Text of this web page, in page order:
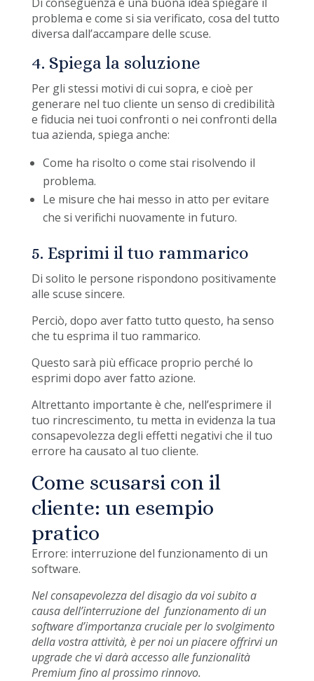
problema e come si sia verificato, cosa del tutto
diversa dall’accampare delle scuse.
4. Spiega la soluzione
Per gli stessi motivi di cui sopra, e cioè per
generare nel tuo cliente un senso di credibilità
e fiducia nei tuoi confronti o nei confronti della
tua azienda, spiega anche:
Come ha risolto o come stai risolvendo il
problema.
Le misure che hai messo in atto per evitare
che si verifichi nuovamente in futuro.
5. Esprimi il tuo rammarico
Di solito le persone rispondono positivamente
alle scuse sincere.
Perciò, dopo aver fatto tutto questo, ha senso
che tu esprima il tuo rammarico.
Questo sarà più efficace proprio perché lo
esprimi dopo aver fatto azione.
Altrettanto importante è che, nell’esprimere il
tuo rincrescimento, tu metta in evidenza la tua
consapevolezza degli effetti negativi che il tuo
errore ha causato al tuo cliente.
Come scusarsi con il
cliente: un esempio
pratico
Errore: interruzione del funzionamento di un
software.
Nel consapevolezza del disagio da voi subito a
causa dell’interruzione del funzionamento di un
software d’importanza cruciale per lo svolgimento
della vostra attività, è per noi un piacere offrirvi un
upgrade che vi darà accesso alle funzionalità
Premium fino al prossimo rinnovo.